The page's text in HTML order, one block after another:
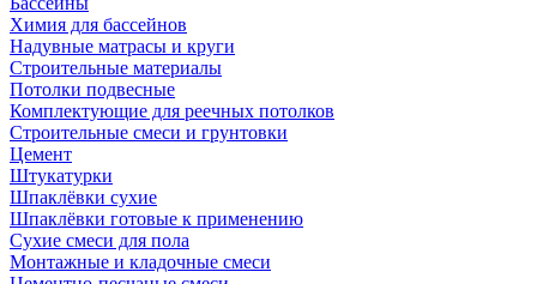
Химия для бассейнов
Надувные матрасы и круги
Строительные материалы
Потолки подвесные
Комплектующие для реечных потолков
Строительные смеси и грунтовки
Цемент
Штукатурки
Шпаклёвки сухие
Шпаклёвки готовые к применению
Сухие смеси для пола
Монтажные и кладочные смеси